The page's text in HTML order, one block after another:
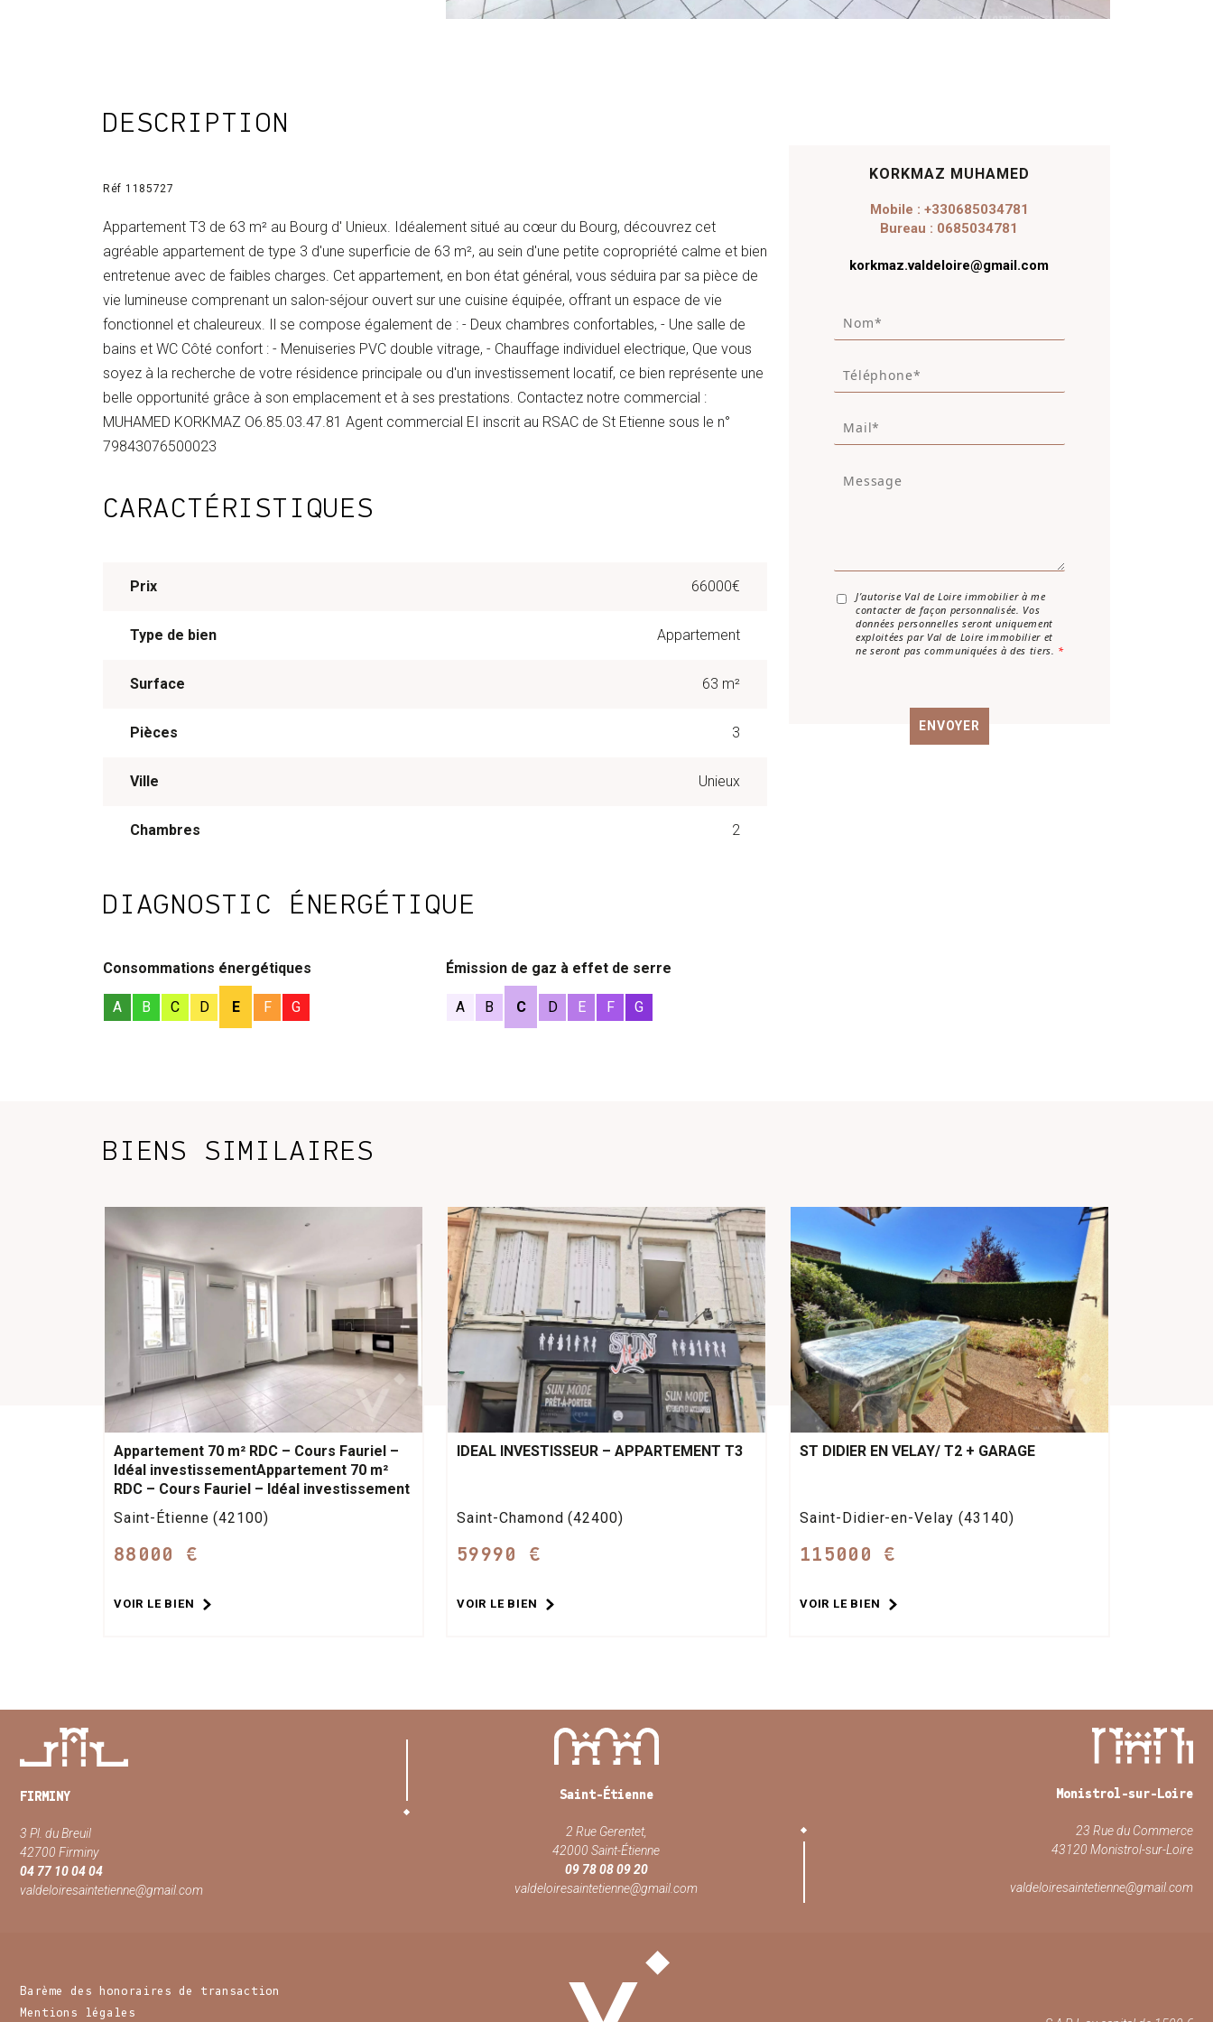
DESCRIPTION
Réf 1185727
Appartement T3 de 63 m² au Bourg d' Unieux. Idéalement situé au cœur du Bourg, découvrez cet
agréable appartement de type 3 d'une superficie de 63 m², au sein d'une petite copropriété calme et bien
entretenue avec de faibles charges. Cet appartement, en bon état général, vous séduira par sa pièce de
vie lumineuse comprenant un salon-séjour ouvert sur une cuisine équipée, offrant un espace de vie
fonctionnel et chaleureux. Il se compose également de : - Deux chambres confortables, - Une salle de
bains et WC Côté confort : - Menuiseries PVC double vitrage, - Chauffage individuel electrique, Que vous
soyez à la recherche de votre résidence principale ou d'un investissement locatif, ce bien représente une
belle opportunité grâce à son emplacement et à ses prestations. Contactez notre commercial :
MUHAMED KORKMAZ O6.85.03.47.81 Agent commercial EI inscrit au RSAC de St Etienne sous le n°
79843076500023
CARACTÉRISTIQUES
Prix 66000€
Type de bien Appartement
Surface 63 m²
Pièces 3
Ville Unieux
Chambres 2
DIAGNOSTIC ÉNERGÉTIQUE
Consommations énergétiques
A B C D E F G
Émission de gaz à effet de serre
A B C D E F G
KORKMAZ MUHAMED
Mobile : +330685034781
Bureau : 0685034781
korkmaz.valdeloire@gmail.com
N
*
p
M
M
*
A
J’autorise Val de Loire immobilier à me
contacter de façon personnalisée. Vos
données personnelles seront uniquement
exploitées par Val de Loire immobilier et
ne seront pas communiquées à des tiers. *
ENVOYER
BIENS SIMILAIRES
Appartement 70 m² RDC – Cours Fauriel –
Idéal investissementAppartement 70 m²
RDC – Cours Fauriel – Idéal investissement
Saint-Étienne (42100)
88000 €
VOIR LE BIEN
IDEAL INVESTISSEUR – APPARTEMENT T3
Saint-Chamond (42400)
59990 €
VOIR LE BIEN
ST DIDIER EN VELAY/ T2 + GARAGE
Saint-Didier-en-Velay (43140)
115000 €
VOIR LE BIEN
FIRMINY
3 Pl. du Breuil
42700 Firminy
04 77 10 04 04
valdeloiresaintetienne@gmail.com
Saint-Étienne
2 Rue Gerentet,
42000 Saint-Étienne
09 78 08 09 20
valdeloiresaintetienne@gmail.com
Monistrol-sur-Loire
23 Rue du Commerce
43120 Monistrol-sur-Loire
valdeloiresaintetienne@gmail.com
Barème des honoraires de transaction
Mentions légales